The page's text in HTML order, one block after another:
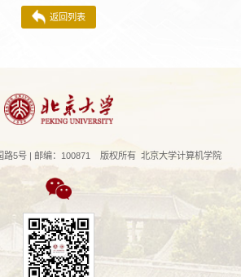
返回列表
路5号 | 邮编：100871 版权所有 北京大学计算机学院